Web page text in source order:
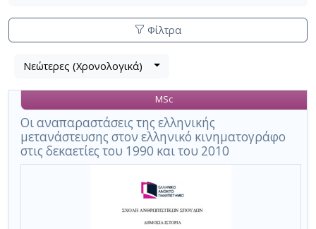
Φίλτρα
Βρέθηκε
αποτέλεσμα
,
σύνολο
σελίδων
Λίστα
τα
αποτελέσματα
αναζήτησης:
Νεώτερες (Χρονολογικά)
Οι αναπαραστάσεις της ελληνικής
μετανάστευσης στον ελληνικό κινηματογράφο
στις δεκαετίες του 1990 και του 2010
MSc